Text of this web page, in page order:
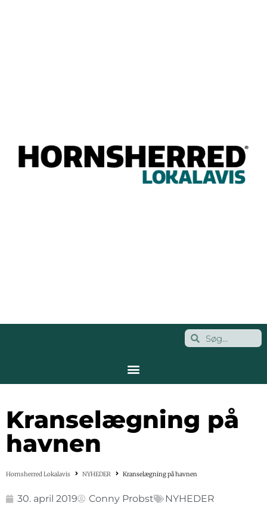
Kranselægning på
havnen
Hornsherred Lokalavis NYHEDER Kranselægning på havnen
30. april 2019 Conny Probst NYHEDER